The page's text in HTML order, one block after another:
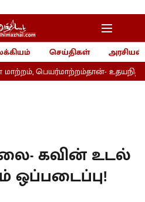
செய்திகள்
அரசியல்
பெயர்மாற்றம்தான்- உதயநிதி
கவின் உடல்
ஒப்படைப்பு!